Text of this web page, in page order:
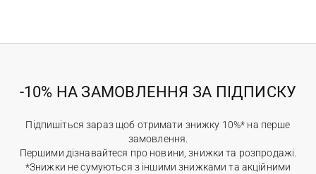
-10% НА ЗАМОВЛЕННЯ ЗА ПІДПИСКУ
Підпишіться зараз щоб отримати знижку 10%* на перше
замовлення.
Першими дізнавайтеся про новини, знижки та розпродажі.
*Знижки не сумуються з іншими знижками та акційними